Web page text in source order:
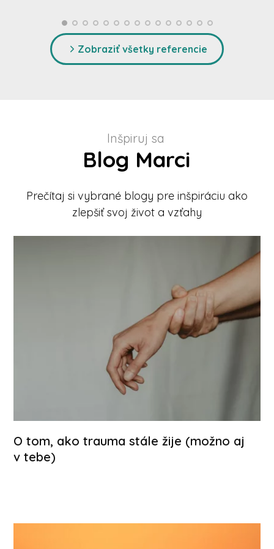
Zobraziť všetky referencie
Inšpiruj sa
Blog Marci
Prečítaj si vybrané blogy pre inšpiráciu ako
zlepšiť svoj život a vzťahy
O tom, ako trauma stále žije (možno aj
v tebe)